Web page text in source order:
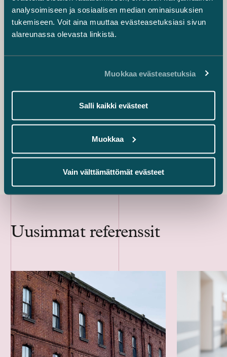
analysoimiseen ja sosiaalisen median ominaisuuksien
tukemiseen. Voit aina muuttaa evästeasetuksiasi sivun
alareunassa olevasta linkistä.
Muokkaa evästeasetuksia
Salli kaikki evästeet
Muokkaa
Vain välttämättömät evästeet
Associate
+358 40 732 6315
jessica.salmia@castren.fi
kanerva.sunila@castren.fi
Anette Laitinen
+358 40 718 9161
anette.laitinen@castren.fi
Uusimmat referenssit